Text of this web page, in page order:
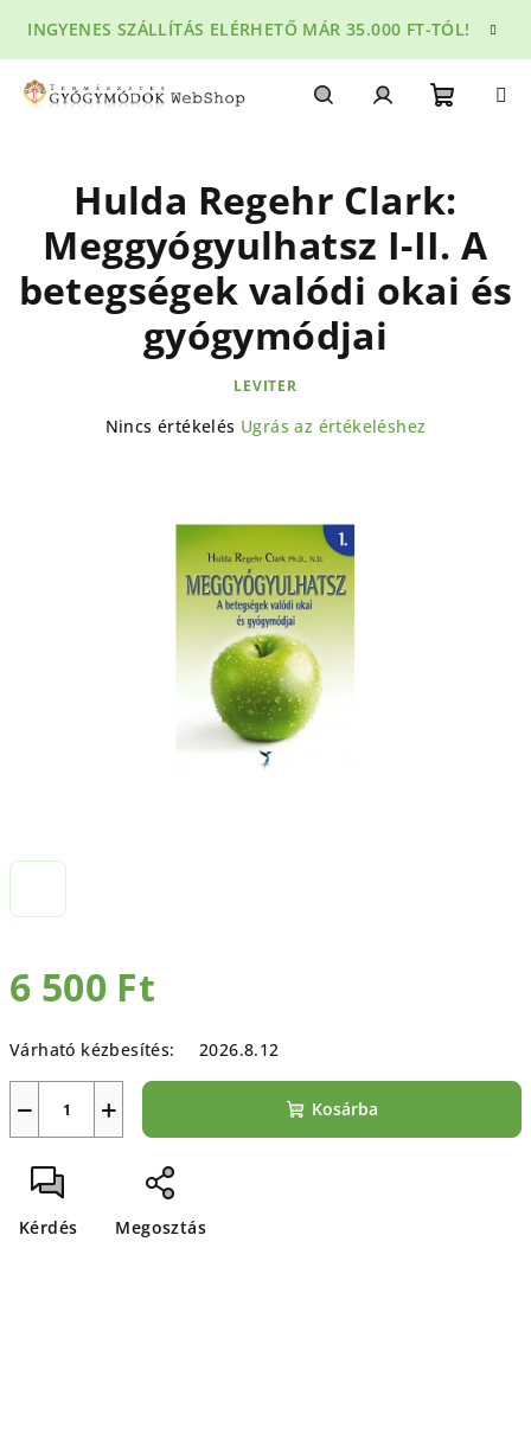
fő
tartalomhoz
INGYENES SZÁLLÍTÁS ELÉRHETŐ MÁR 35.000 FT-TÓL!
6 500 Ft
Várható kézbesítés:
2026.8.12
+
− Kosárba
Kérdés Megosztás
Hulda Regehr Clark:
Meggyógyulhatsz I-II. A
betegségek valódi okai és
gyógymódjai
LEVITER
A
Nincs értékelés Ugrás az értékeléshez